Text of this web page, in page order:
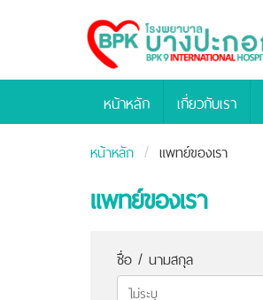
Bangpakok
Hospital
หน้าหลัก เกี่ยวกับเรา
หน้าหลัก แพทย์ของเรา
แพทย์ของเรา
ชื่อ / นามสกุล